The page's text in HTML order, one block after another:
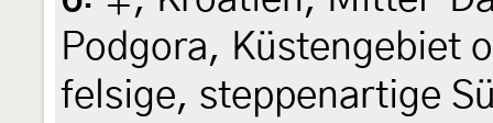
Podgora, Küstengebiet
felsige, steppenartige